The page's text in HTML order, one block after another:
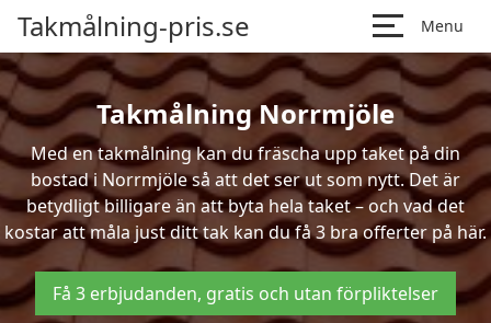
Takmålning-pris.se Menu
Takmålning Norrmjöle
Med en takmålning kan du fräscha upp taket på din
bostad i Norrmjöle så att det ser ut som nytt. Det är
betydligt billigare än att byta hela taket – och vad det
kostar att måla just ditt tak kan du få 3 bra offerter på här.
Få 3 erbjudanden, gratis och utan förpliktelser